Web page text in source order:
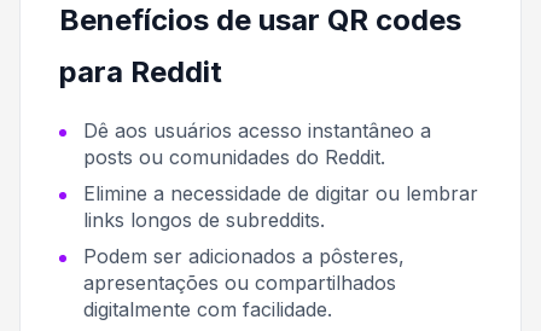
Benefícios de usar QR codes
para Reddit
Dê aos usuários acesso instantâneo a
posts ou comunidades do Reddit.
Elimine a necessidade de digitar ou lembrar
links longos de subreddits.
Podem ser adicionados a pôsteres,
apresentações ou compartilhados
digitalmente com facilidade.